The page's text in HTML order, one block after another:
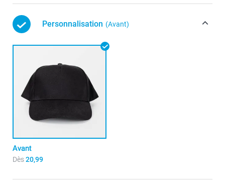
Personnalisation (Avant)
Avant
Dès20,99